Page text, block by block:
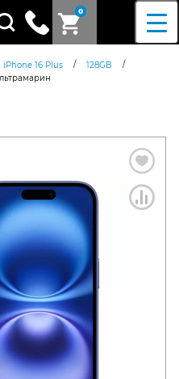
0
iPhone 16 Plus / 128GB
/
политикой